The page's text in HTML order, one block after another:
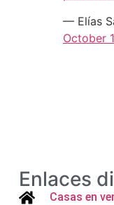
— Elías
October
Enlaces
Casas en